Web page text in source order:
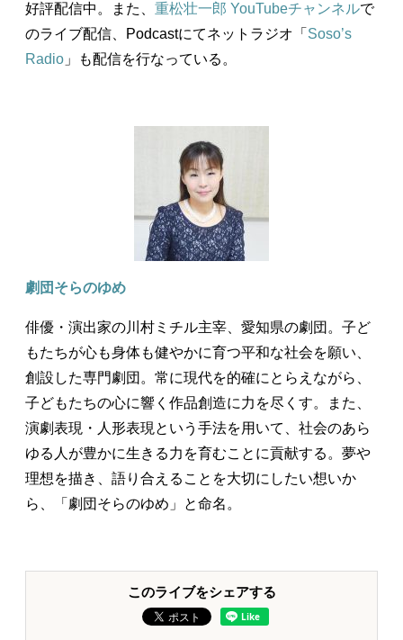
好評配信中。また、 重松壮一郎 YouTubeチャンネルで
のライブ配信、Podcastにてネットラジオ「 Soso’s
Radio 」も配信を行なっている。
劇団そらのゆめ
俳優・演出家の川村ミチル主宰、愛知県の劇団。子ど
もたちが心も身体も健やかに育つ平和な社会を願い、
創設した専門劇団。常に現代を的確にとらえながら、
子どもたちの心に響く作品創造に力を尽くす。また、
演劇表現・人形表現という手法を用いて、社会のあら
ゆる人が豊かに生きる力を育むことに貢献する。夢や
理想を描き、語り合えることを大切にしたい想いか
ら、「劇団そらのゆめ」と命名。
このライブをシェアする